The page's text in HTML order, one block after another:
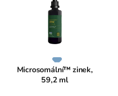
Microsomální™ zinek,
59,2 ml